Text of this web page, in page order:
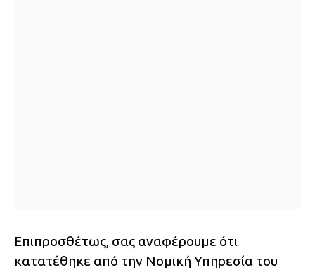
Επιπροσθέτως, σας αναφέρουμε ότι
κατατέθηκε από την Νομική Υπηρεσία του